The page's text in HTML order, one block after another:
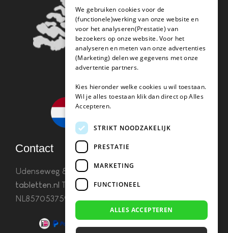
Contact
Udenseweg 8B 5405 PA Udeninfo(@)koffie-
tabletten.nl Tel. 085 782 5578KvK 67529623 Btw:
NL857053759B01
We gebruiken cookies voor de
(functionele)werking van onze website en
voor het analyseren(Prestatie) van
bezoekers op onze website. Voor het
analyseren en meten van onze advertenties
(Marketing) delen we gegevens met onze
advertentie partners.
Kies hieronder welke cookies u wil toestaan.
Wil je alles toestaan klik dan direct op Alles
Accepteren.
STRIKT NOODZAKELIJK
PRESTATIE
MARKETING
FUNCTIONEEL
ALLES ACCEPTEREN